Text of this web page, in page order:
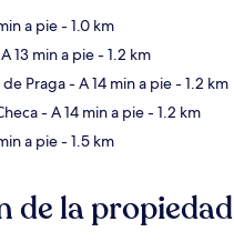
a pie- 1.0 km
13 min a pie- 1.2 km
Praga- A 14 min a pie- 1.2 km
- A 14 min a pie- 1.2 km
a pie- 1.5 km
de la propiedad